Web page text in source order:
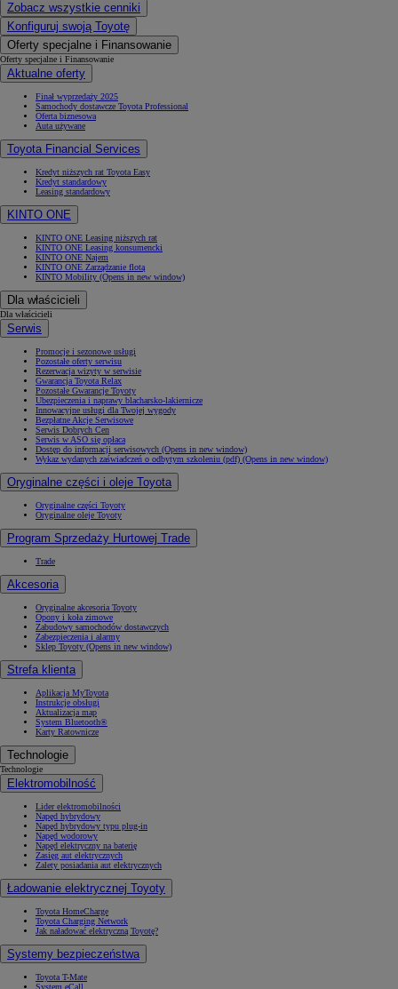
Zobacz wszystkie cenniki
Konfiguruj swoją Toyotę
Oferty specjalne i Finansowanie
Oferty specjalne i Finansowanie
Aktualne oferty
Finał wyprzedaży 2025
Samochody dostawcze Toyota Professional
Oferta biznesowa
Auta używane
Toyota Financial Services
Kredyt niższych rat Toyota Easy
Kredyt standardowy
Leasing standardowy
KINTO ONE
KINTO ONE Leasing niższych rat
KINTO ONE Leasing konsumencki
KINTO ONE Najem
KINTO ONE Zarządzanie flotą
KINTO Mobility (Opens in new window)
Dla właścicieli
Dla właścicieli
Serwis
Promocje i sezonowe usługi
Pozostałe oferty serwisu
Rezerwacja wizyty w serwisie
Gwarancja Toyota Relax
Pozostałe Gwarancje Toyoty
Ubezpieczenia i naprawy blacharsko-lakiernicze
Innowacyjne usługi dla Twojej wygody
Bezpłatne Akcje Serwisowe
Serwis Dobrych Cen
Serwis w ASO się opłaca
Dostęp do informacji serwisowych (Opens in new window)
Wykaz wydanych zaświadczeń o odbytym szkoleniu (pdf) (Opens in new window)
Oryginalne części i oleje Toyota
Oryginalne części Toyoty
Oryginalne oleje Toyoty
Program Sprzedaży Hurtowej Trade
Trade
Akcesoria
Oryginalne akcesoria Toyoty
Opony i koła zimowe
Zabudowy samochodów dostawczych
Zabezpieczenia i alarmy
Sklep Toyoty (Opens in new window)
Strefa klienta
Aplikacja MyToyota
Instrukcje obsługi
Aktualizacja map
System Bluetooth®
Karty Ratownicze
Technologie
Technologie
Elektromobilność
Lider elektromobilności
Napęd hybrydowy
Napęd hybrydowy typu plug-in
Napęd wodorowy
Napęd elektryczny na baterię
Zasięg aut elektrycznych
Zalety posiadania aut elektrycznych
Ładowanie elektrycznej Toyoty
Toyota HomeCharge
Toyota Charging Network
Jak naładować elektryczną Toyotę?
Systemy bezpieczeństwa
Toyota T-Mate
System eCall